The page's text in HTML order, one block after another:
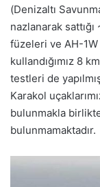
(Denizaltı
nazlanarak
füzeleri ve AH-
kullandığımız 8
testleri de
Karakol
bulunmakla
bulunmamaktadır.